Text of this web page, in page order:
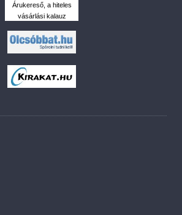
Árukereső, a hiteles
vásárlási kalauz